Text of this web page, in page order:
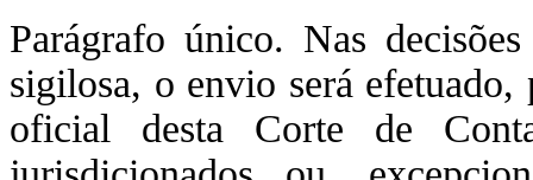
Parágrafo único. Nas
sigilosa, o envio será
oficial desta Corte de